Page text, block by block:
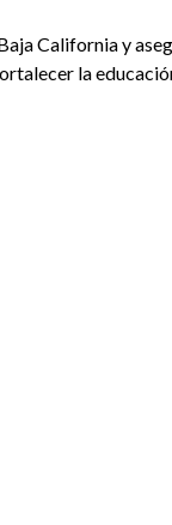
California y
la